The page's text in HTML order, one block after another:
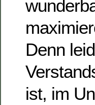
Denn
ist, im